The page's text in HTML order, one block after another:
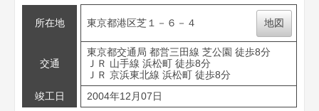
所在地 東京都港区芝１－６－４ 地図
交通
東京都交通局 都営三田線 芝公園 徒歩8分
ＪＲ 山手線 浜松町 徒歩8分
ＪＲ 京浜東北線 浜松町 徒歩8分
竣工日
2004年12月07日